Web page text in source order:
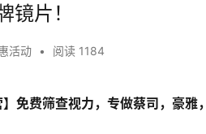
镜片！
活动 • 阅读 1184